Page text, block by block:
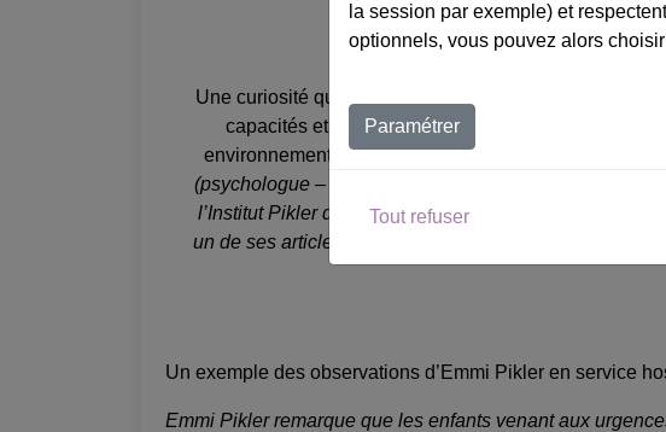
Une curiosité quasi scientifique pour ses
capacités et la découverte de son
environnement.
En 2010, Anna Tardos
(psychologue – chercheur – directrice de
l’Institut Pikler de 1998 à 2011) intitulera
un de ses articles « Le bébé chercheur ».
Un exemple des observations d’Emmi Pikler en service
Emmi Pikler remarque que les enfants venant aux
la session par exemple) et
optionnels, vous pouvez alors
Paramétrer
Tout refuser